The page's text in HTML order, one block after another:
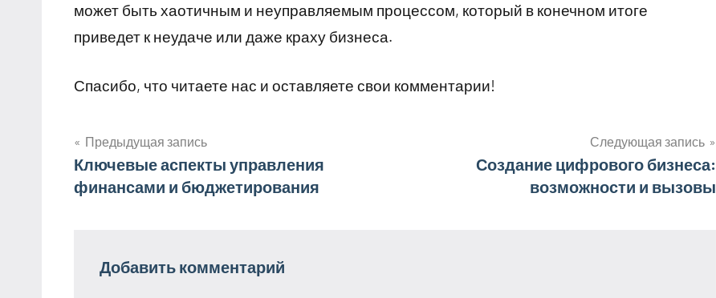
может быть хаотичным и неуправляемым процессом, который в конечном итоге
приведет к неудаче или даже краху бизнеса.
Спасибо, что читаете нас и оставляете свои комментарии!
Навигация
по
Предыдущая запись
Ключевые аспекты управления
финансами и бюджетирования
Следующая запись
Создание цифрового бизнеса:
возможности и вызовы
Добавить комментарий